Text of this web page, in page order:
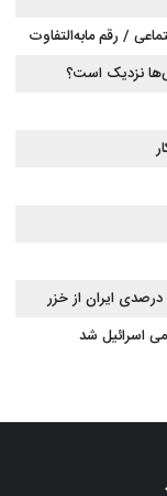
/ رقم مابه‌التفاوت
نزدیک است؟